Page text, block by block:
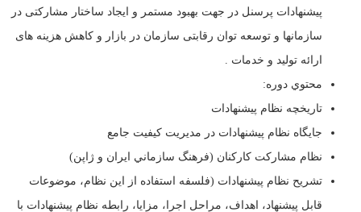
پيشنهادات پرسنل در جهت بهبود مستمر و ایجاد ساختار مشارکتی در
سازمانها و توسعه توان رقابتی سازمان در بازار و کاهش هزینه های
ارائه تولید و خدمات .
محتوي دوره:
تاريخچه نظام پيشنهادات
جايگاه نظام پيشنهادات در مديريت کيفيت جامع
نظام مشارکت کارکنان (فرهنگ سازماني ايران و ژاپن)
تشريح نظام پيشنهادات (فلسفه استفاده از اين نظام، موضوعات
قابل پيشنهاد، اهداف، مراحل اجرا، مزايا، رابطه نظام پيشنهادات با